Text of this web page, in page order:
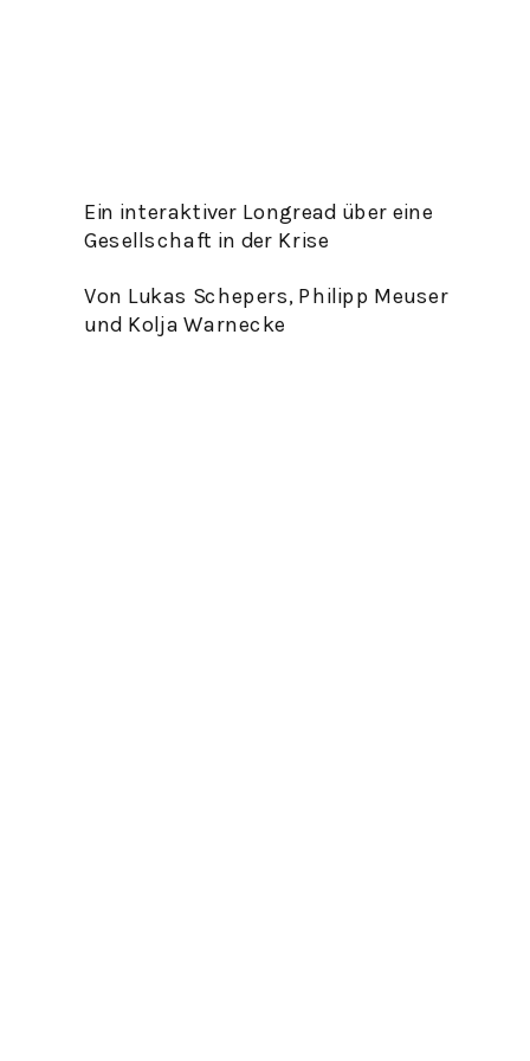
Ein interaktiver Longread über eine
Gesellschaft in der Krise
Von Lukas Schepers, Philipp Meuser
und Kolja Warnecke